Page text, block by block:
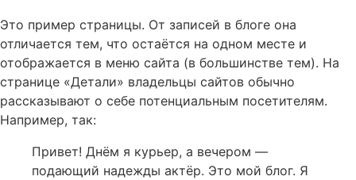
Это пример страницы. От записей в блоге она
отличается тем, что остаётся на одном месте и
отображается в меню сайта (в большинстве тем). На
странице «Детали» владельцы сайтов обычно
рассказывают о себе потенциальным посетителям.
Например, так:
Привет! Днём я курьер, а вечером —
подающий надежды актёр. Это мой блог. Я